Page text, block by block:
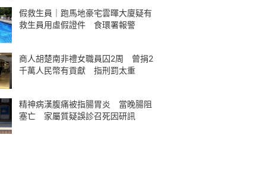
假救生員｜跑馬地豪宅雲暉大廈疑有
救生員用虛假證件 食環署報警
商人胡楚南非禮女職員囚2周 曾捐2
千萬人民幣有貢獻 指刑罰太重
精神病漢腹痛被指腸胃炎 當晚腸阻
塞亡 家屬質疑誤診召死因研訊